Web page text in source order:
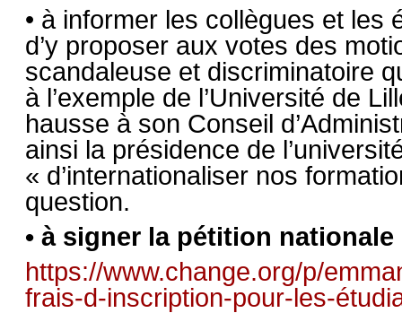
• à informer les collègues et
d’y proposer aux votes des
scandaleuse et discriminatoire
à l’exemple de l’Université de
hausse à son Conseil
ainsi la présidence de
« d’internationaliser nos
question.
• à signer la pétition nationale
https://www.change.org/p/
frais-d-inscription-pour-les-